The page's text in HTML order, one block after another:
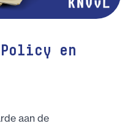
Policy en
aan de